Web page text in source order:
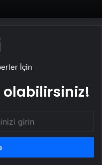
İçin
olabilirsiniz!